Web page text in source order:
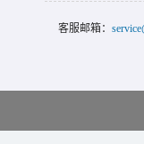
客服邮箱：